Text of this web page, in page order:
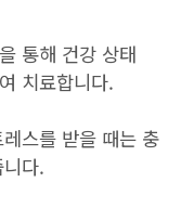
통해 건강 상태
치료합니다.
스를 받을 때는 충
다.